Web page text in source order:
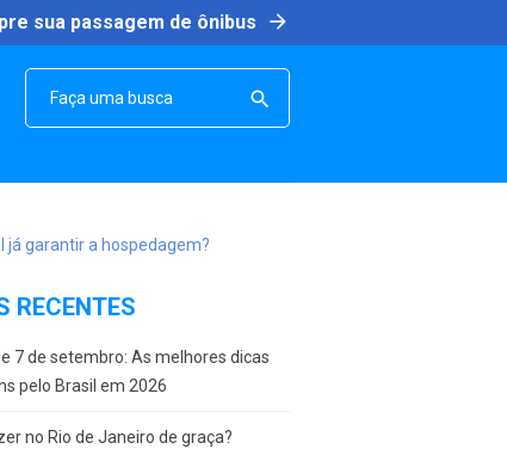
sua passagem de ônibus arrow_forward

RECENTES
7 de setembro: As melhores dicas
pelo Brasil em 2026
no Rio de Janeiro de graça?